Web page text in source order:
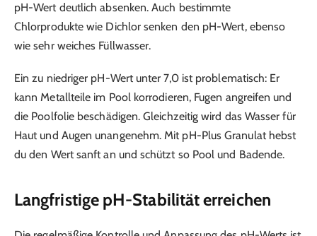
pH-Wert deutlich absenken. Auch bestimmte
Chlorprodukte wie Dichlor senken den pH-Wert, ebenso
wie sehr weiches Füllwasser.
Ein zu niedriger pH-Wert unter 7,0 ist problematisch: Er
kann Metallteile im Pool korrodieren, Fugen angreifen und
die Poolfolie beschädigen. Gleichzeitig wird das Wasser für
Haut und Augen unangenehm. Mit pH-Plus Granulat hebst
du den Wert sanft an und schützt so Pool und Badende.
Langfristige pH-Stabilität erreichen